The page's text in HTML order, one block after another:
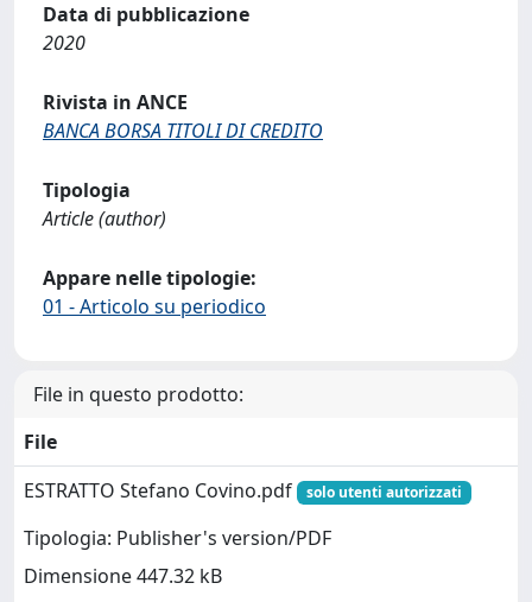
Data di pubblicazione
2020
Rivista in ANCE
BANCA BORSA TITOLI DI CREDITO
Tipologia
Article (author)
Appare nelle tipologie:
01 - Articolo su periodico
File in questo prodotto:
File
ESTRATTO Stefano Covino.pdf
solo utenti autorizzati
Tipologia: Publisher's version/PDF
Dimensione 447.32 kB